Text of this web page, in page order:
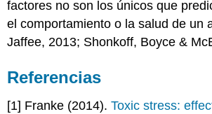
factores no son los únicos que
el comportamiento o la salud de un
Jaffee, 2013; Shonkoff, Boyce &
Referencias
[1] Franke (2014).Toxic stress: